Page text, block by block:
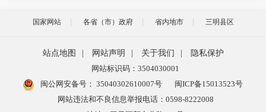
国家网站 各省（市）政府 省内地市 三明县区
站点地图 网站声明 关于我们
隐私保护
网站标识码：3504030001
闽公网安备号： 35040302610007号
闽ICP备15013523号
网站违法和不良信息举报电话：0598-8222008